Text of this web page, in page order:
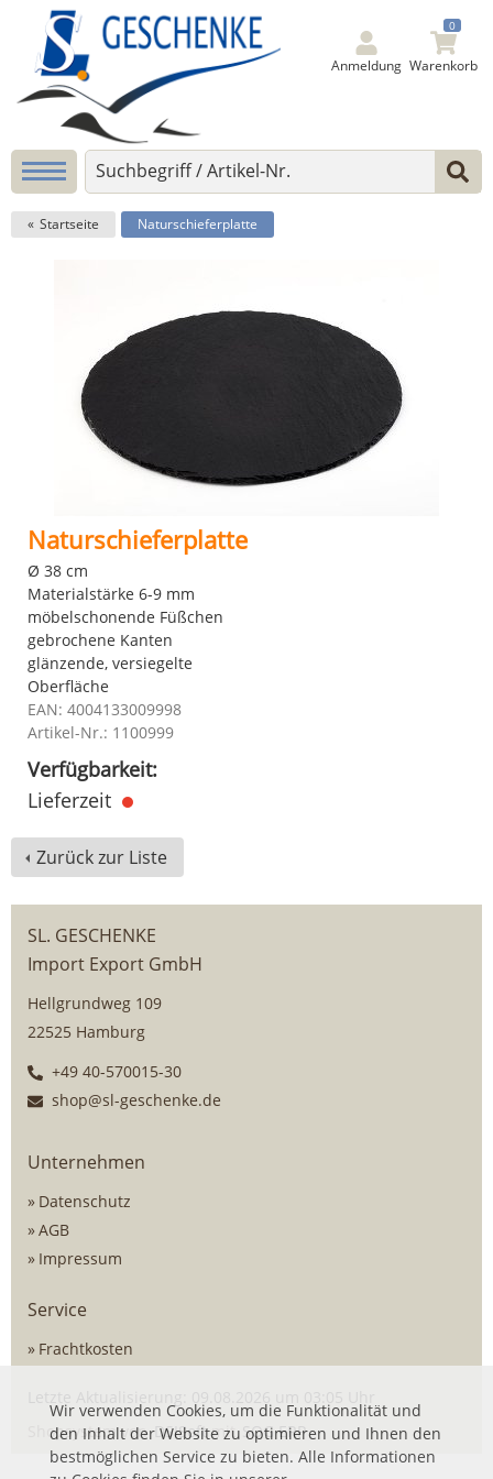
Anmeldung
0
Warenkorb
Startseite Naturschieferplatte
Naturschieferplatte
Ø 38 cm
Materialstärke 6-9 mm
möbelschonende Füßchen
gebrochene Kanten
glänzende, versiegelte
Oberfläche
EAN: 4004133009998
Artikel-Nr.: 1100999
Verfügbarkeit:
Lieferzeit
Zurück zur Liste
SL. GESCHENKE
Import Export GmbH
Hellgrundweg 109
22525 Hamburg
+49 40-570015-30
shop@sl-geschenke.de
Unternehmen
Datenschutz
AGB
Impressum
Service
Frachtkosten
Shopsystem vonDSISoftmit SOG ERP
Wir verwenden Cookies, um die Funktionalität und
den Inhalt der Website zu optimieren und Ihnen den
bestmöglichen Service zu bieten. Alle Informationen